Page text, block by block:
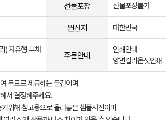
선물포장 선물포장불가
원산지 대한민국
) 자유형 부채
주문안내
인쇄안내
양면컬러옵셋인쇄
무료로 제공하는 물건이며
서 결정해주세요.
위해 참고용으로 올려놓은 샘플사진이며